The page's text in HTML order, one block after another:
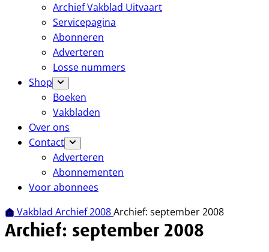
Archief Vakblad Uitvaart
Servicepagina
Abonneren
Adverteren
Losse nummers
Shop
Boeken
Vakbladen
Over ons
Contact
Adverteren
Abonnementen
Voor abonnees
Vakblad Archief 2008Archief: september 2008
Archief: september 2008